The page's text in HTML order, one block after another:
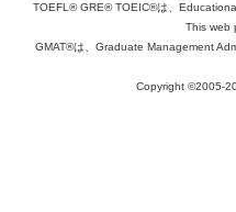
TOEFL® GRE® TOEIC®は、
This web
GMAT®は、Graduate Management
Copyright ©2005-